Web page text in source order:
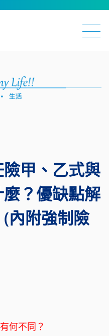
甲、乙式與
？優缺點解
內附強制險
何不同？